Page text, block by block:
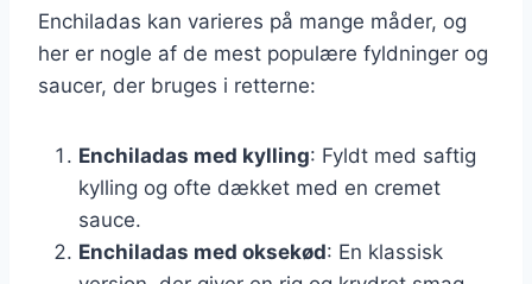
Enchiladas kan varieres på mange måder, og
her er nogle af de mest populære fyldninger og
saucer, der bruges i retterne:
Enchiladas med kylling: Fyldt med saftig
kylling og ofte dækket med en cremet
sauce.
Enchiladas med oksekød: En klassisk